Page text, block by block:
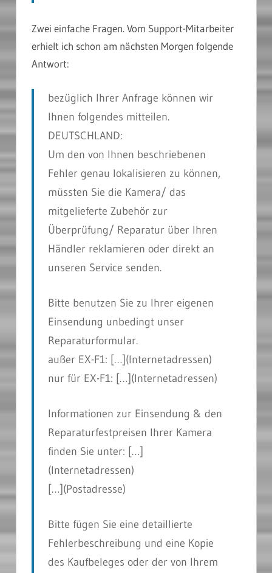
Zwei einfache Fragen. Vom Support-Mitarbeiter
erhielt ich schon am nächsten Morgen folgende
Antwort:
bezüglich Ihrer Anfrage können wir
Ihnen folgendes mitteilen.
DEUTSCHLAND:
Um den von Ihnen beschriebenen
Fehler genau lokalisieren zu können,
müssten Sie die Kamera/ das
mitgelieferte Zubehör zur
Überprüfung/ Reparatur über Ihren
Händler reklamieren oder direkt an
unseren Service senden.
Bitte benutzen Sie zu Ihrer eigenen
Einsendung unbedingt unser
Reparaturformular.
außer EX-F1: […](Internetadressen)
nur für EX-F1: […](Internetadressen)
Informationen zur Einsendung & den
Reparaturfestpreisen Ihrer Kamera
finden Sie unter: […]
(Internetadressen)
[…](Postadresse)
Bitte fügen Sie eine detaillierte
Fehlerbeschreibung und eine Kopie
des Kaufbeleges oder der von Ihrem